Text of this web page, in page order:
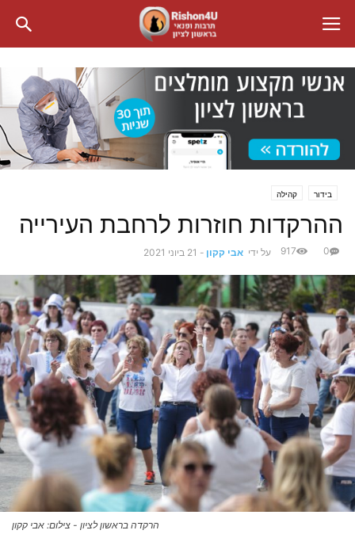
בידור קהילה
ההרקדות חוזרות לרחבת העירייה
על ידי אבי קקון - 21 ביוני 2021 0
917
הרקדה בראשון לציון - צילום: אבי קקון